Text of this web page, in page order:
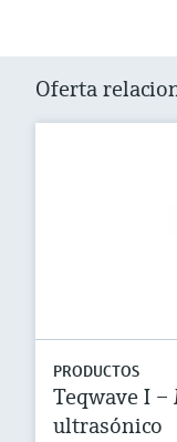
Oferta
PRODUCTOS
Teqwave I
ultrasónico